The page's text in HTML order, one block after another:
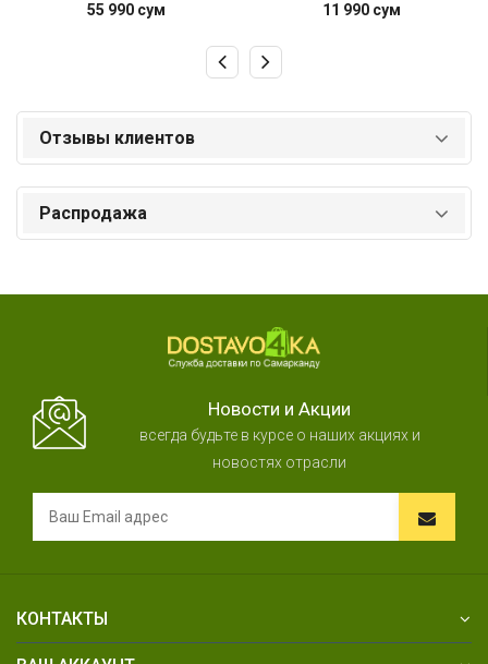
55 990 сум
11 990 сум
Отзывы клиентов
Распродажа
Новости и Акции
всегда будьте в курсе о наших акциях и
новостях отрасли
КОНТАКТЫ